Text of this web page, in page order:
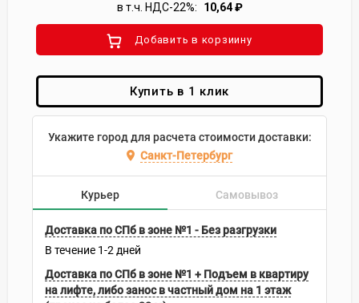
в т.ч. НДС-22%:
10,64₽
Добавить в корзиину
Купить в 1 клик
Укажите город для расчета стоимости доставки:
Санкт-Петербург
Курьер Самовывоз
Доставка по СПб в зоне №1 - Без разгрузки
В течение 1-2 дней
Доставка по СПб в зоне №1 + Подъем в квартиру
на лифте, либо занос в частный дом на 1 этаж